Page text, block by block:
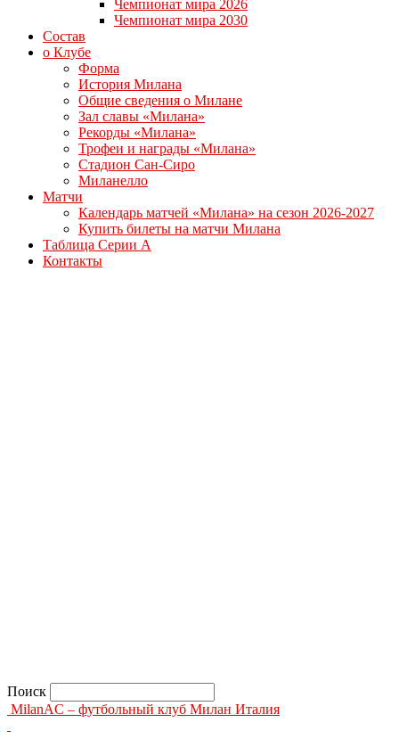
Чемпионат мира 2026
Чемпионат мира 2030
Состав
о Клубе
Форма
История Милана
Общие сведения о Милане
Зал славы «Милана»
Рекорды «Милана»
Трофеи и награды «Милана»
Стадион Сан-Сиро
Миланелло
Матчи
Календарь матчей «Милана» на сезон 2026-2027
Купить билеты на матчи Милана
Таблица Серии А
Контакты
Поиск
MilanAC – футбольный клуб Милан Италия